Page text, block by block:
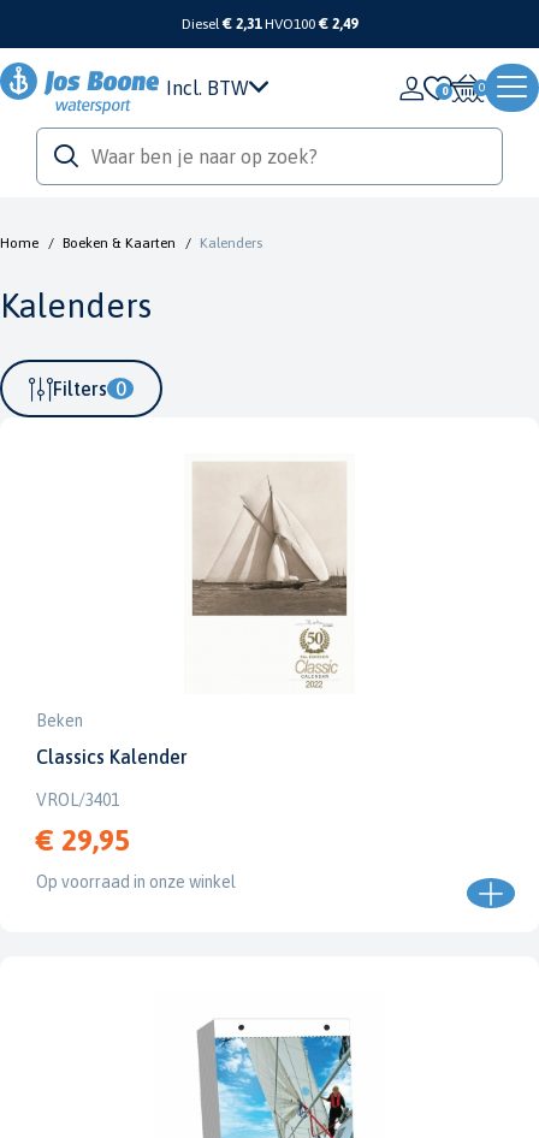
Diesel€ 2,31 HVO100 € 2,49
Incl. BTW 0
Home / Boeken & Kaarten / Kalenders
Kalenders
Filters 0
Beken
Classics Kalender
VROL/3401
€ 29,95
Op voorraad in onze winkel